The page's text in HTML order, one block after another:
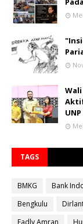
UNP
TAGS
BMKG Bank
Bengkulu